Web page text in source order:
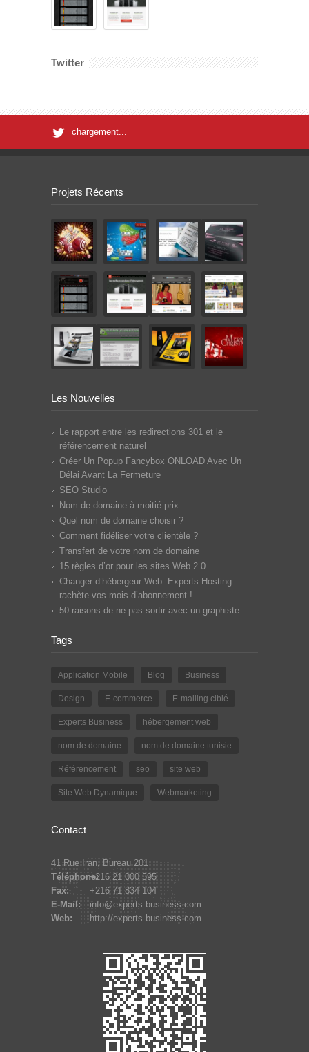
Twitter
chargement...
Projets Récents
Les Nouvelles
Le rapport entre les redirections 301 et le
référencement naturel
Créer Un Popup Fancybox ONLOAD Avec Un
Délai Avant La Fermeture
SEO Studio
Nom de domaine à moitié prix
Quel nom de domaine choisir ?
Comment fidéliser votre clientèle ?
Transfert de votre nom de domaine
15 règles d’or pour les sites Web 2.0
Changer d’hébergeur Web: Experts Hosting
rachète vos mois d’abonnement !
50 raisons de ne pas sortir avec un graphiste
Tags
Application Mobile Blog Business
Design E-commerce E-mailing ciblé
Experts Business hébergement web
nom de domaine nom de domaine tunisie
Référencement seo site web
Site Web Dynamique Webmarketing
Contact
41 Rue Iran, Bureau 201
Téléphone:+216 21 000 595
Fax:
+216 71 834 104
E-Mail:
info@experts-business.com
Web:
http://experts-business.com